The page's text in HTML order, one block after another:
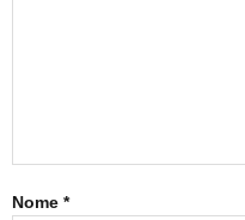
Nome *